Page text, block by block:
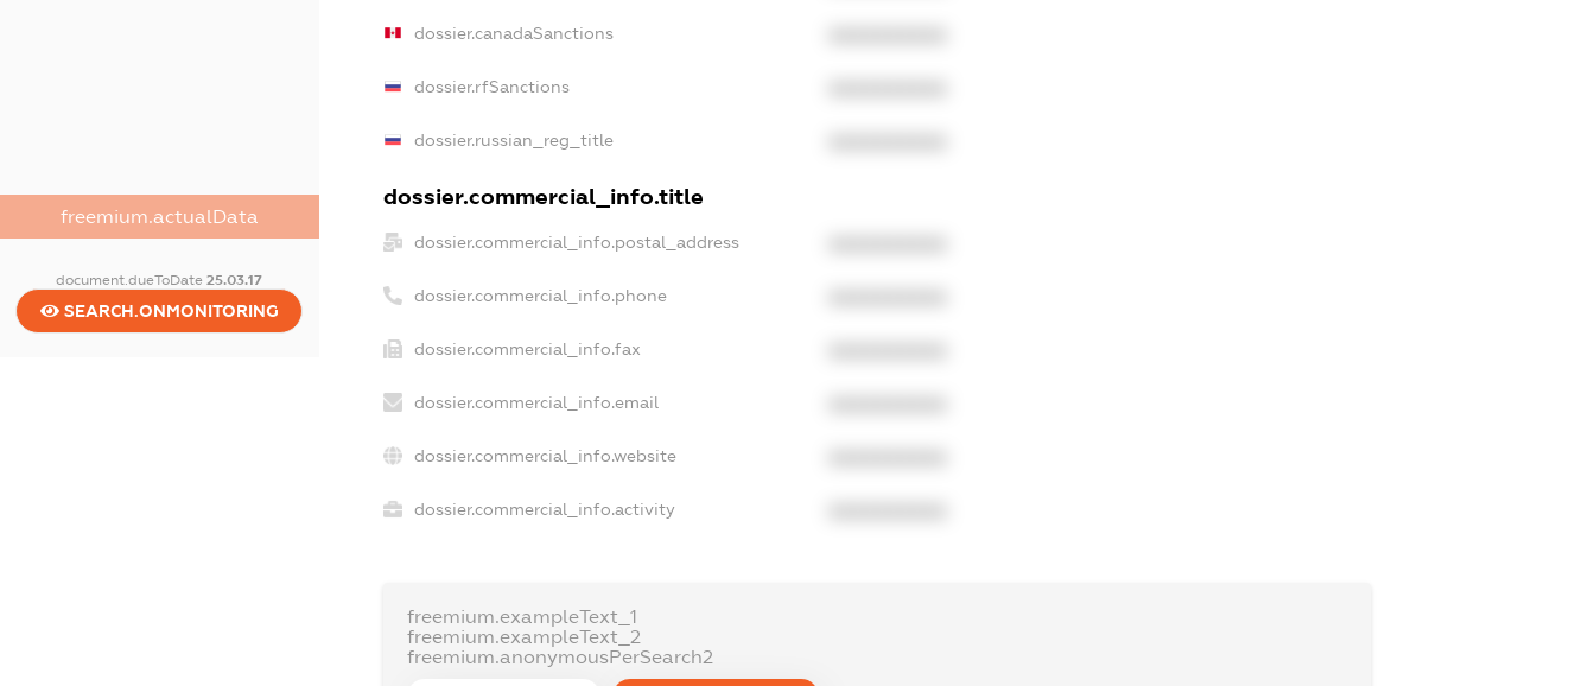
freemium.actualData
document.dueToDate25.03.17
SEARCH.ONMONITORING
dossier.canadaSanctions
dossier.rfSanctions
dossier.russian_reg_title
dossier.commercial_info.title
dossier.commercial_info.postal_address
dossier.commercial_info.phone
dossier.commercial_info.fax
dossier.commercial_info.email
dossier.commercial_info.website
dossier.commercial_info.activity
freemium.exampleText_1
freemium.exampleText_2
freemium.anonymousPerSearch2